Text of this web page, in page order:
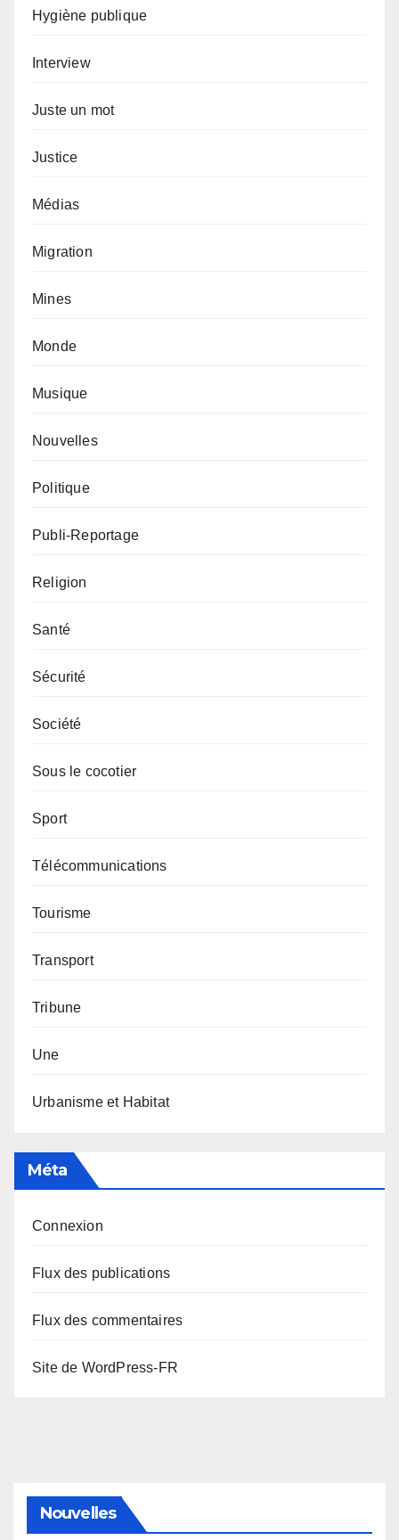
Hygiène publique
Interview
Juste un mot
Justice
Médias
Migration
Mines
Monde
Musique
Nouvelles
Politique
Publi-Reportage
Religion
Santé
Sécurité
Société
Sous le cocotier
Sport
Télécommunications
Tourisme
Transport
Tribune
Une
Urbanisme et Habitat
Méta
Connexion
Flux des publications
Flux des commentaires
Site de WordPress-FR
Nouvelles